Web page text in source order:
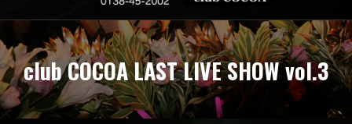
club COCOA LAST LIVE SHOW vol.3